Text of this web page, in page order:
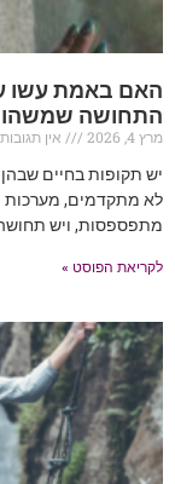
האם באמת עשו
התחושה שמשהו
מרץ 4, 2026
אין תגובות
יש תקופות בחיים
לא מתקדמים, מערכות
מתפספסות, ויש
לקריאת הפוסט »